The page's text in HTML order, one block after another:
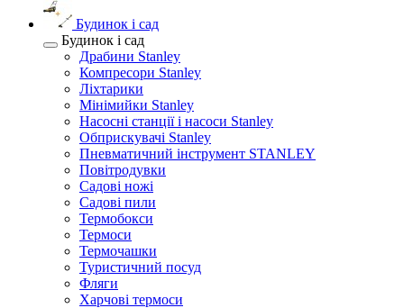
Будинок і сад
Будинок і сад
Драбини Stanley
Компресори Stanley
Ліхтарики
Мінімийки Stanley
Насосні станції і насоси Stanley
Обприскувачі Stanley
Пневматичний інструмент STANLEY
Повітродувки
Садові ножі
Садові пили
Термобокси
Термоси
Термочашки
Туристичний посуд
Фляги
Харчові термоси